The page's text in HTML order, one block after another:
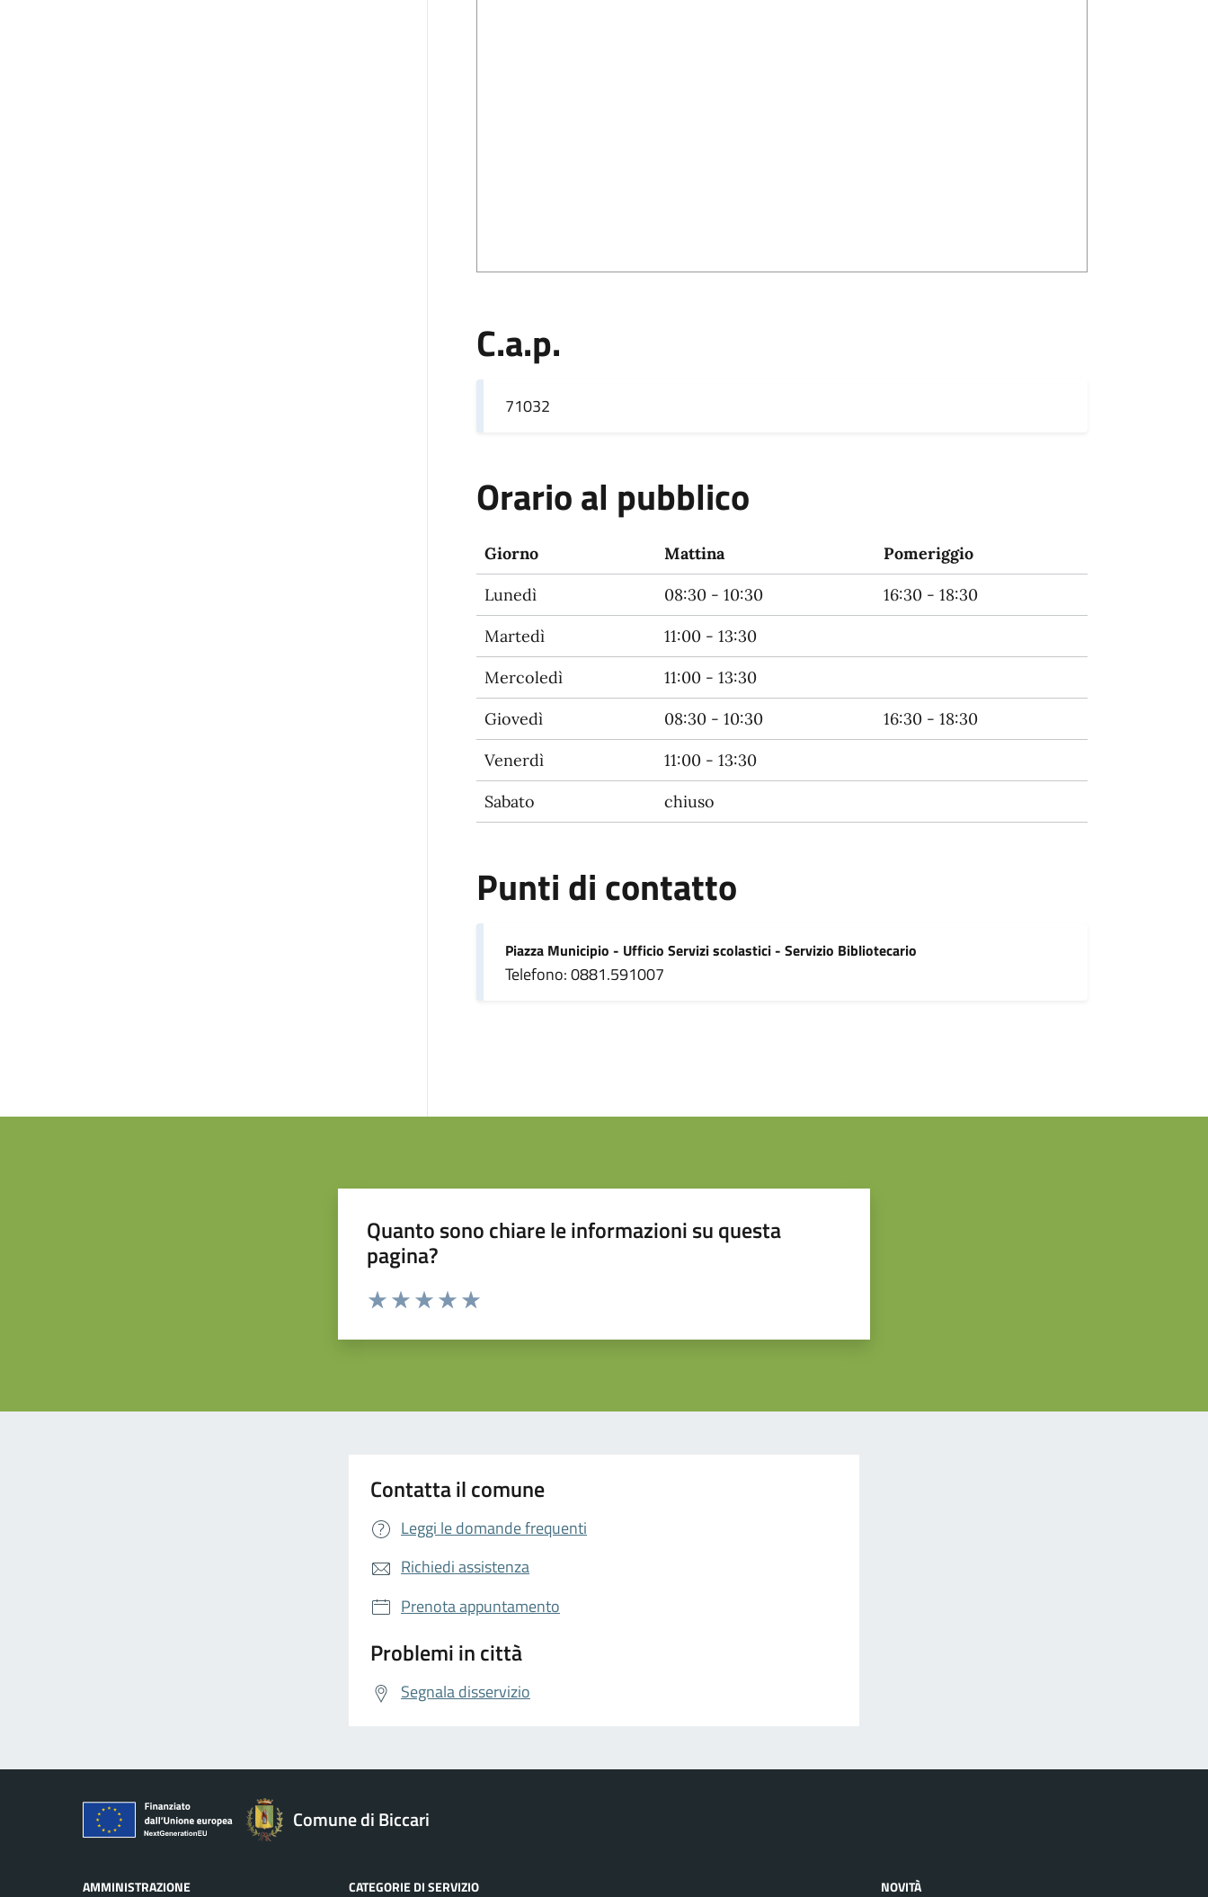
C.a.p.
71032
Orario al pubblico
Giorno Mattina
Pomeriggio
Lunedì
08:30 - 10:30
16:30 - 18:30
Martedì
11:00 - 13:30
Mercoledì
11:00 - 13:30
Giovedì
08:30 - 10:30
16:30 - 18:30
Venerdì
11:00 - 13:30
Sabato
chiuso
Punti di contatto
Piazza Municipio - Ufficio Servizi scolastici - Servizio Bibliotecario
Telefono: 0881.591007
Quanto sono chiare le informazioni su questa
pagina?
Valuta da 1 a 5 stelle la pagina
Contatta il comune
Leggi le domande frequenti
Richiedi assistenza
Prenota appuntamento
Problemi in città
Segnala disservizio
Comune di Biccari
AMMINISTRAZIONE CATEGORIE DI SERVIZIO NOVITÀ